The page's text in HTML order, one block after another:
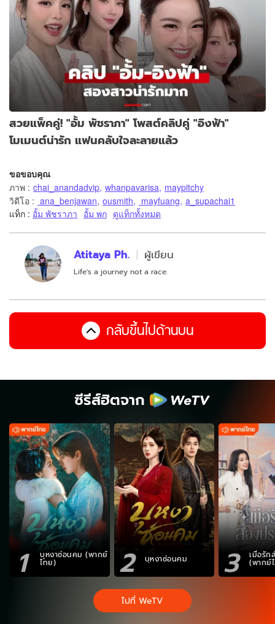
สวยแพ็คคู่! "อั้ม พัชราภา" โพสต์คลิปคู่ "อิงฟ้า"
โมเมนต์น่ารัก แฟนคลับใจละลายแล้ว
ขอขอบคุณ
ภาพ : chai_anandadvip, whanpavarisa, maypitchy
วิดีโอ : ana_benjawan, ousmith, mayfuang, a_supachai1
แท็ก : อั้ม พัชราภา อั้ม พก ดูแท็กทั้งหมด
Atitaya Ph. ผู้เขียน
Life's a journey not a race.
กลับขึ้นไปด้านบน
ซีรีส์ฮิตจาก
1 บุหงาซ่อนคม (พากย์
ไทย) 2 บุหงาซ่อนคม 3 เมื่อรัก
(พากย์
ไปที่ WeTV